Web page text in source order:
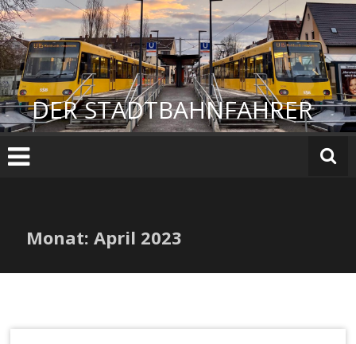
Zum
Inhalt
springen
DER STADTBAHNFAHRER
Monat:April 2023